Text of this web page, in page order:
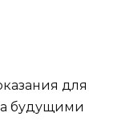
для
будущими